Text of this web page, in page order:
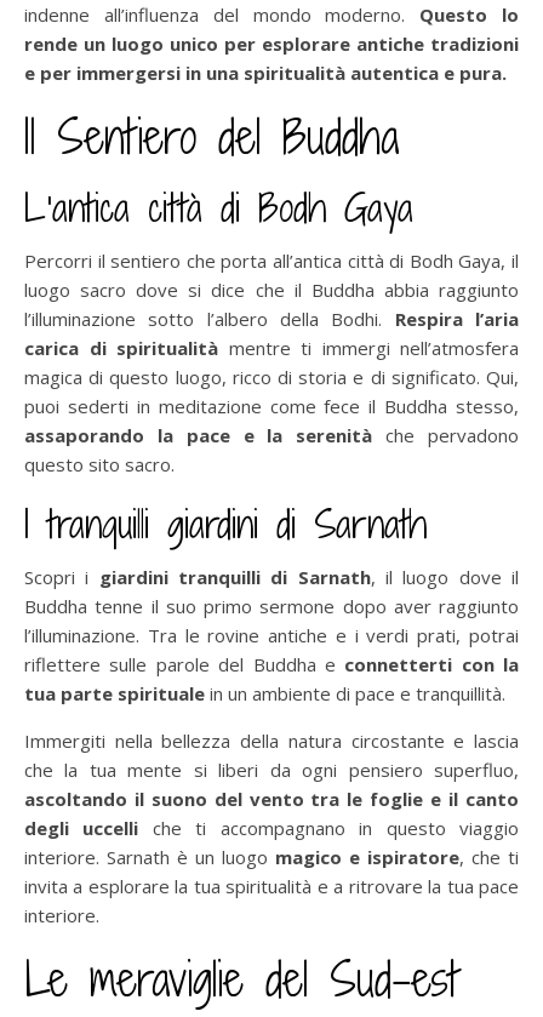
indenne all’influenza del mondo moderno. Questo lo
rende un luogo unico per esplorare antiche tradizioni
e per immergersi in una spiritualità autentica e pura.
Il Sentiero del Buddha
L’antica città di Bodh Gaya
Percorri il sentiero che porta all’antica città di Bodh Gaya, il
luogo sacro dove si dice che il Buddha abbia raggiunto
l’illuminazione sotto l’albero della Bodhi. Respira l’aria
carica di spiritualità mentre ti immergi nell’atmosfera
magica di questo luogo, ricco di storia e di significato. Qui,
puoi sederti in meditazione come fece il Buddha stesso,
assaporando la pace e la serenità che pervadono
questo sito sacro.
I tranquilli giardini di Sarnath
Scopri i giardini tranquilli di Sarnath, il luogo dove il
Buddha tenne il suo primo sermone dopo aver raggiunto
l’illuminazione. Tra le rovine antiche e i verdi prati, potrai
riflettere sulle parole del Buddha e connetterti con la
tua parte spirituale in un ambiente di pace e tranquillità.
Immergiti nella bellezza della natura circostante e lascia
che la tua mente si liberi da ogni pensiero superfluo,
ascoltando il suono del vento tra le foglie e il canto
degli uccelli che ti accompagnano in questo viaggio
interiore. Sarnath è un luogo magico e ispiratore, che ti
invita a esplorare la tua spiritualità e a ritrovare la tua pace
interiore.
Le meraviglie del Sud-est